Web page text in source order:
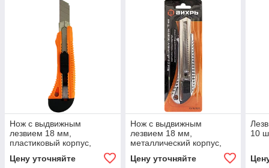
Нож с выдвижным
лезвием 18 мм,
пластиковый корпус,
направляющая, Вихрь
Цену уточняйте
Нож с выдвижным
лезвием 18 мм,
металлический корпус,
направляющая,
Цену уточняйте
10